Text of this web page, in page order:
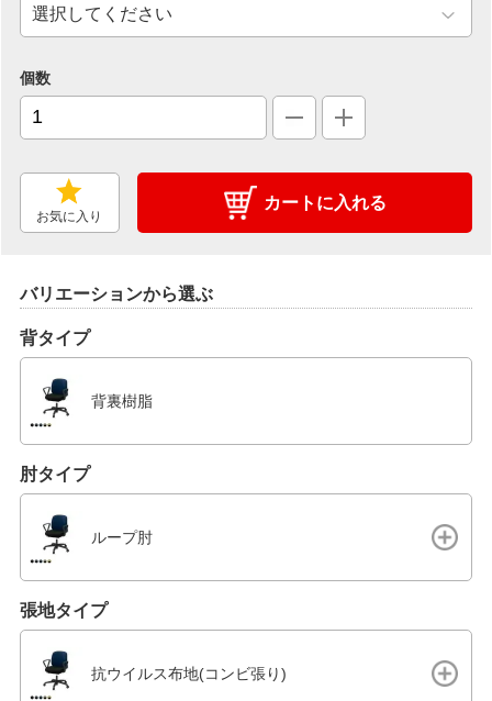
個数
お気に入り
カートに入れる
バリエーションから選ぶ
背タイプ
背裏樹脂
肘タイプ
ループ肘
張地タイプ
抗ウイルス布地(コンビ張り)